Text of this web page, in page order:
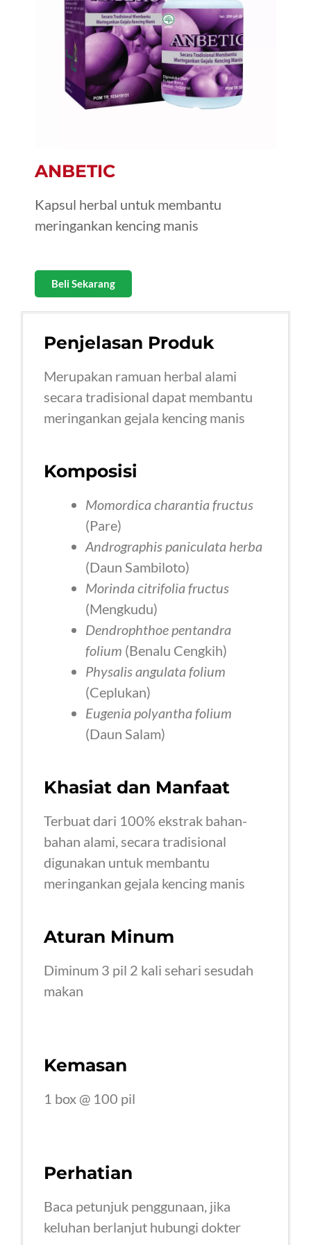
ANBETIC
Kapsul herbal untuk membantu
meringankan kencing manis
Beli Sekarang
Penjelasan Produk
Merupakan ramuan herbal alami
secara tradisional dapat membantu
meringankan gejala kencing manis
Komposisi
Momordica charantia fructus
(Pare)
Andrographis paniculata herba
(Daun Sambiloto)
Morinda citrifolia fructus
(Mengkudu)
Dendrophthoe pentandra
folium (Benalu Cengkih)
Physalis angulata folium
(Ceplukan)
Eugenia polyantha folium
(Daun Salam)
Khasiat dan Manfaat
Terbuat dari 100% ekstrak bahan-
bahan alami, secara tradisional
digunakan untuk membantu
meringankan gejala kencing manis
Aturan Minum
Diminum 3 pil 2 kali sehari sesudah
makan
Kemasan
1 box @ 100 pil
Perhatian
Baca petunjuk penggunaan, jika
keluhan berlanjut hubungi dokter